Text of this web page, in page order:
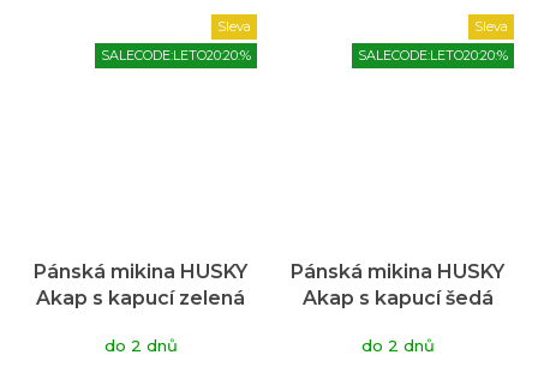
Sleva
SALECODE:LETO20:20:%
Pánská mikina HUSKY
Akap s kapucí zelená
do 2 dnů
Sleva
SALECODE:LETO20:20:%
Pánská mikina HUSKY
Akap s kapucí šedá
do 2 dnů